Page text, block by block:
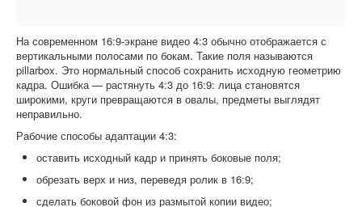
На современном 16:9-экране видео 4:3 обычно отображается с
вертикальными полосами по бокам. Такие поля называются
pillarbox. Это нормальный способ сохранить исходную геометрию
кадра. Ошибка — растянуть 4:3 до 16:9: лица становятся
широкими, круги превращаются в овалы, предметы выглядят
неправильно.
Рабочие способы адаптации 4:3:
оставить исходный кадр и принять боковые поля;
обрезать верх и низ, переведя ролик в 16:9;
сделать боковой фон из размытой копии видео;